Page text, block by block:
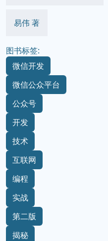
易伟 著
图书标签:
微信开发
微信公众平台
公众号
开发
技术
互联网
编程
实战
第二版
揭秘